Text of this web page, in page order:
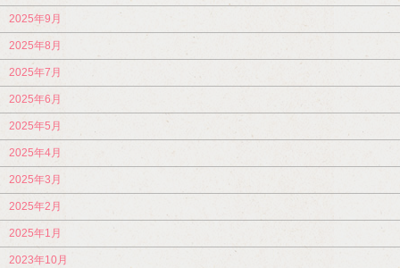
2025年9月
2025年8月
2025年7月
2025年6月
2025年5月
2025年4月
2025年3月
2025年2月
2025年1月
2023年10月